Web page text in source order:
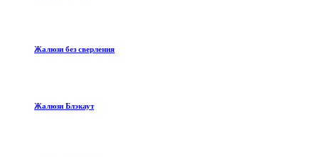
Жалюзи без сверления
Жалюзи Блэкаут